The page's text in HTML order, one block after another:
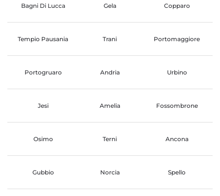
Bagni Di Lucca Gela Copparo
Tempio Pausania Trani Portomaggiore
Portogruaro Andria Urbino
Jesi Amelia Fossombrone
Osimo Terni Ancona
Gubbio Norcia Spello